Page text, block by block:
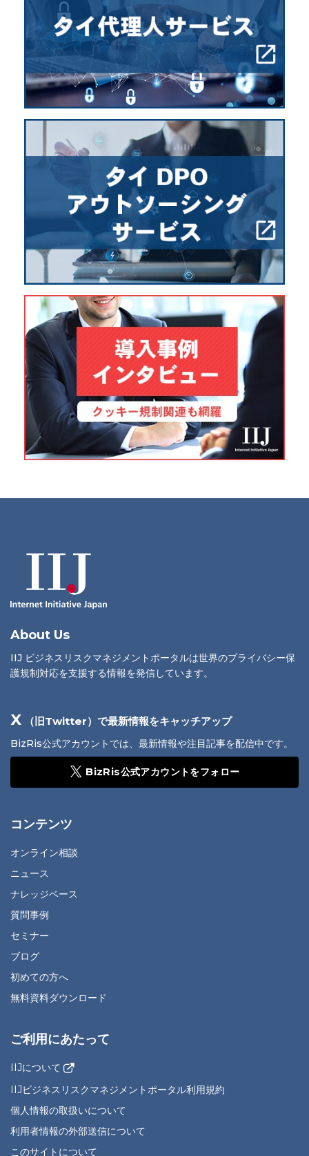
About Us
IIJ ビジネスリスクマネジメントポータルは世界のプライバシー保
護規制対応を支援する情報を発信しています。
X （旧Twitter）で最新情報をキャッチアップ
BizRis公式アカウントでは、最新情報や注目記事を配信中です。
BizRis公式アカウントをフォロー
コンテンツ
オンライン相談
ニュース
ナレッジベース
質問事例
セミナー
ブログ
初めての方へ
無料資料ダウンロード
ご利用にあたって
IIJについて
IIJビジネスリスクマネジメントポータル利用規約
個人情報の取扱いについて
利用者情報の外部送信について
このサイトについて